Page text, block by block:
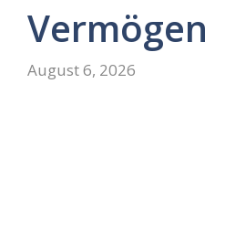
Vermögen
August 6, 2026